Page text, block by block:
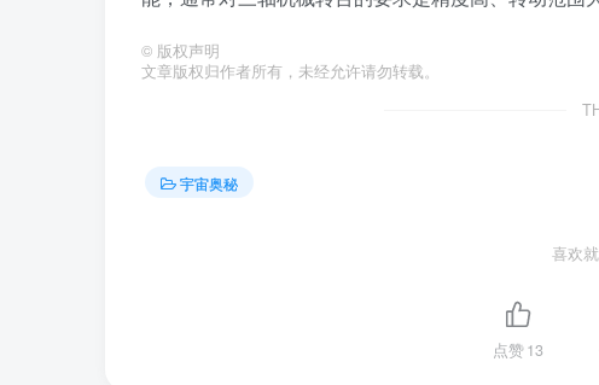
© 版权声明
文章版权归作者所有，未经允许请勿转载。
宇宙奥秘
喜欢
点赞13